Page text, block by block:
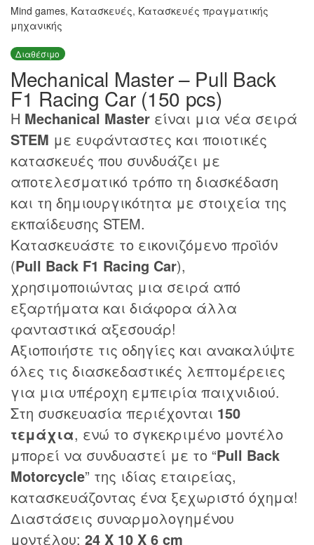
Mind games, Κατασκευές, Κατασκευές πραγματικής
μηχανικής
Διαθέσιμο
Mechanical Master – Pull Back
F1 Racing Car (150 pcs)
Η Mechanical Master είναι μια νέα σειρά
STEM με ευφάνταστες και ποιοτικές
κατασκευές που συνδυάζει με
αποτελεσματικό τρόπο τη διασκέδαση
και τη δημιουργικότητα με στοιχεία της
εκπαίδευσης STEM.
Κατασκευάστε το εικονιζόμενο προϊόν
(Pull Back F1 Racing Car),
χρησιμοποιώντας μια σειρά από
εξαρτήματα και διάφορα άλλα
φανταστικά αξεσουάρ!
Αξιοποιήστε τις οδηγίες και ανακαλύψτε
όλες τις διασκεδαστικές λεπτομέρειες
για μια υπέροχη εμπειρία παιχνιδιού.
Στη συσκευασία περιέχονται 150
τεμάχια, ενώ το σγκεκριμένο μοντέλο
μπορεί να συνδυαστεί με το “Pull Back
Motorcycle” της ιδίας εταιρείας,
κατασκευάζοντας ένα ξεχωριστό όχημα!
Διαστάσεις συναρμολογημένου
μοντέλου: 24 Χ 10 Χ 6 cm